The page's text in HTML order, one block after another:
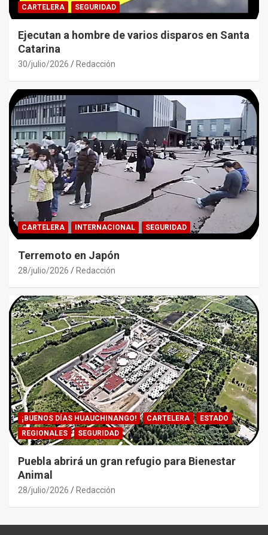
CARTELERA SEGURIDAD
Ejecutan a hombre de varios disparos en Santa
Catarina
30/julio/2026 Redacción
CARTELERA INTERNACIONAL SEGURIDAD
Terremoto en Japón
28/julio/2026 Redacción
¡BUENOS DÍAS HUAUCHINANGO! CARTELERA
ESTADO
REGIONALES
SEGURIDAD
Puebla abrirá un gran refugio para Bienestar
Animal
28/julio/2026 Redacción